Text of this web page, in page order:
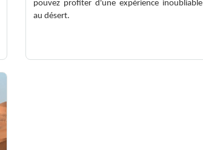
pouvez profiter d'une expérience inoubliable
au désert.